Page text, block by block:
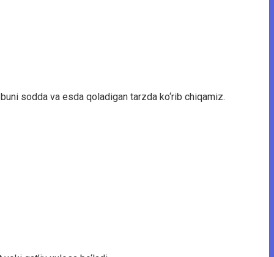
sodda va esda qoladigan tarzda ko‘rib chiqamiz.